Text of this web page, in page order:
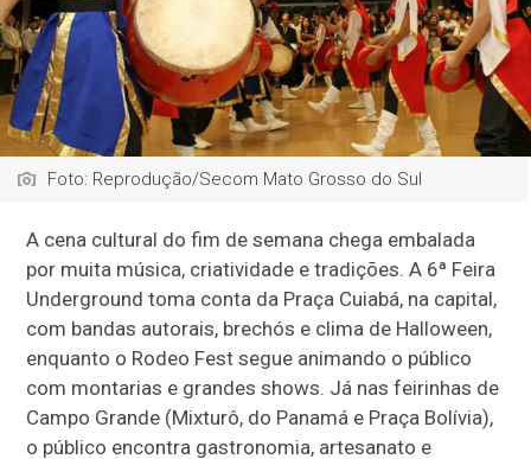
Foto: Reprodução/Secom Mato Grosso do Sul
A cena cultural do fim de semana chega embalada
por muita música, criatividade e tradições. A 6ª Feira
Underground toma conta da Praça Cuiabá, na capital,
com bandas autorais, brechós e clima de Halloween,
enquanto o Rodeo Fest segue animando o público
com montarias e grandes shows. Já nas feirinhas de
Campo Grande (Mixturô, do Panamá e Praça Bolívia),
o público encontra gastronomia, artesanato e